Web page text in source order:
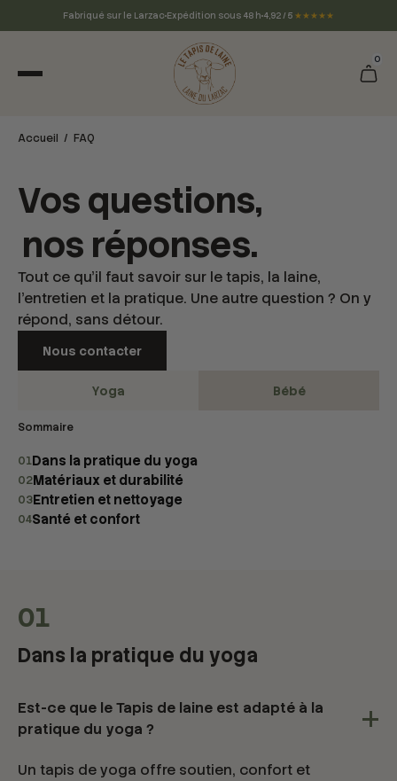
Fabriqué sur le Larzac Expédition sous 48 h 4,92 / 5 ★★★★★
0
Accueil / FAQ
Vos questions,
nos réponses.
Tout ce qu’il faut savoir sur le tapis, la laine,
l’entretien et la pratique. Une autre question ? On y
répond, sans détour.
Nous contacter
Yoga Bébé
Sommaire
01Dans la pratique du yoga
02Matériaux et durabilité
03Entretien et nettoyage
04Santé et confort
01
Dans la pratique du yoga
Est-ce que le Tapis de laine est adapté à la
pratique du yoga ?
Un tapis de yoga offre soutien, confort et